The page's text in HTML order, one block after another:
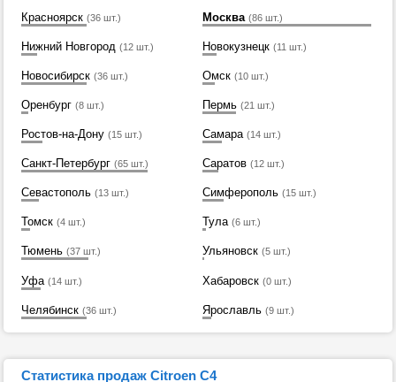
Красноярск (36 шт.) Москва (86 шт.)
Нижний Новгород (12 шт.) Новокузнецк (11 шт.)
Новосибирск (36 шт.) Омск (10 шт.)
Оренбург (8 шт.) Пермь (21 шт.)
Ростов-на-Дону (15 шт.) Самара (14 шт.)
Санкт-Петербург (65 шт.) Саратов (12 шт.)
Севастополь (13 шт.) Симферополь (15 шт.)
Томск (4 шт.) Тула (6 шт.)
Тюмень (37 шт.) Ульяновск (5 шт.)
Уфа (14 шт.) Хабаровск (0 шт.)
Челябинск (36 шт.) Ярославль (9 шт.)
Статистика продаж Citroen C4